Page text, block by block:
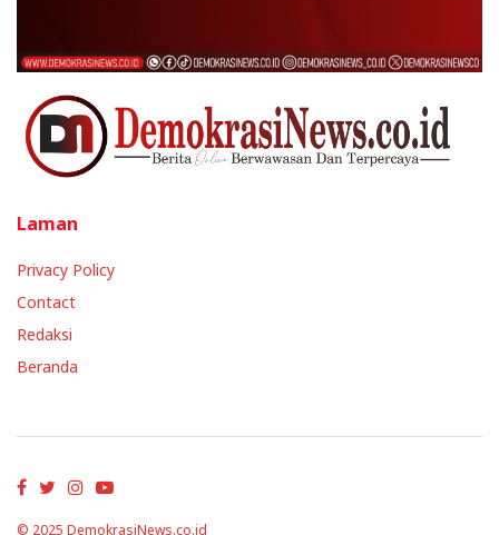
Laman
Privacy Policy
Contact
Redaksi
Beranda
© 2025 DemokrasiNews.co.id